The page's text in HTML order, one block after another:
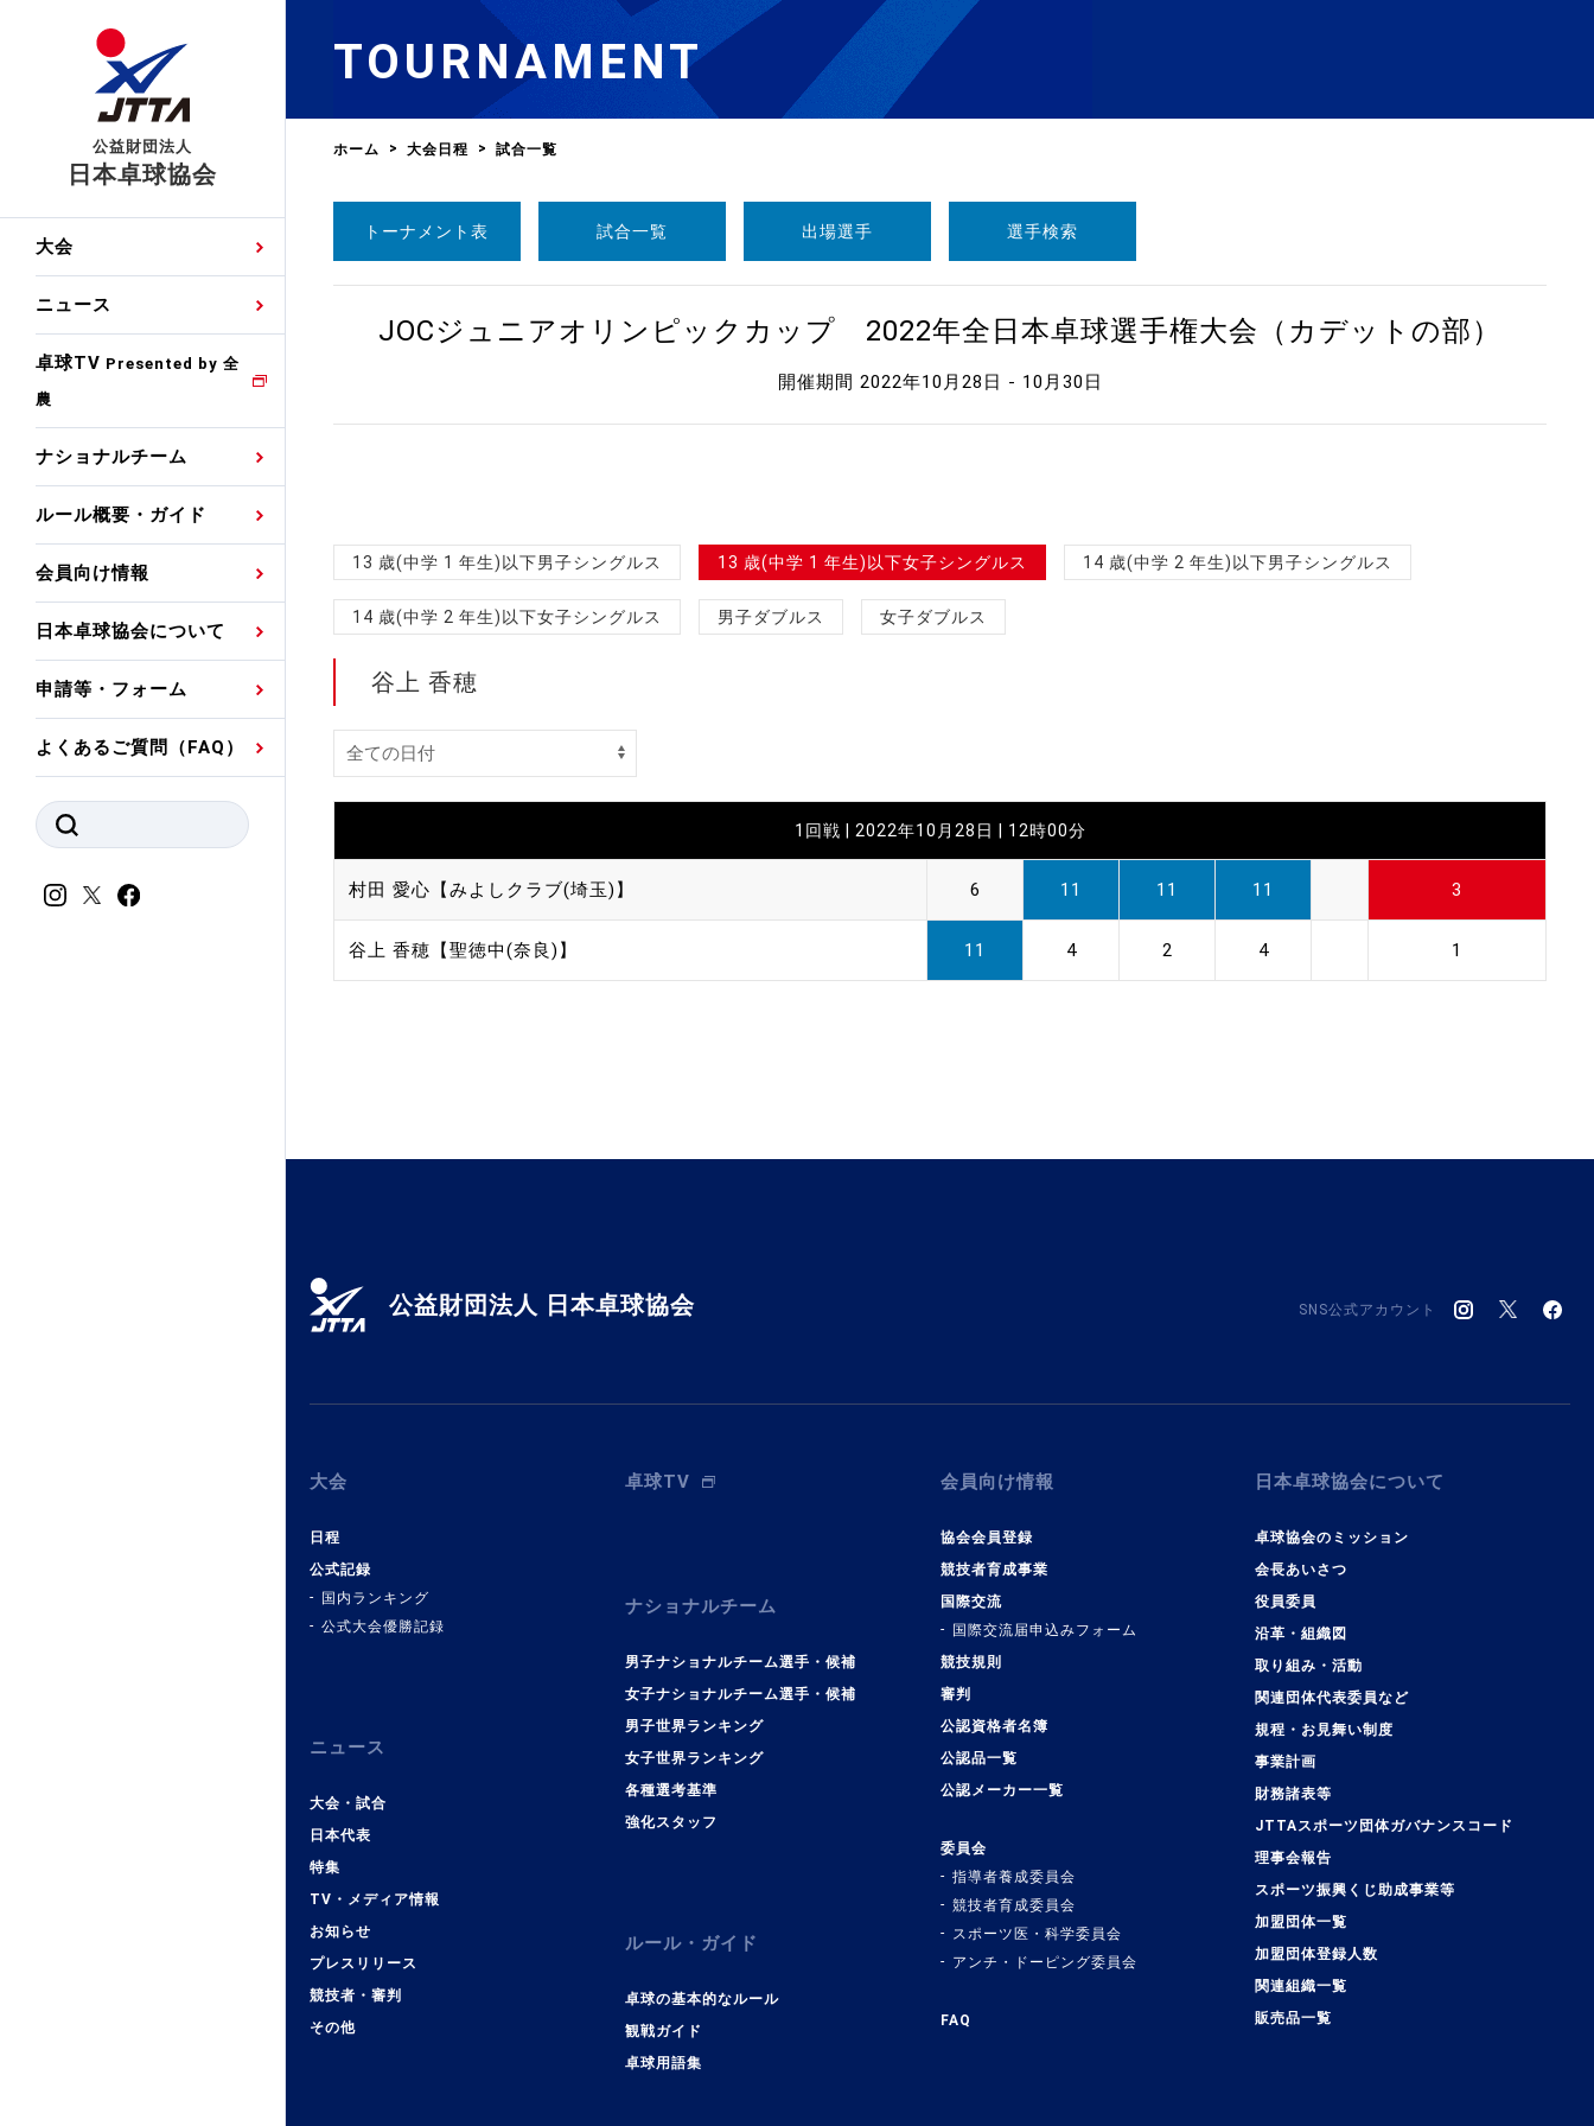
公益財団法人
日本卓球協会
大会
公式大会優勝記録
ニュース
大会・試合
TV・メディア情報
競技者(パスウェイ)・審判
その他
卓球TV Presented by 全
農
ナショナルチーム
男子ナショナルチーム選
女子ナショナルチーム選
強化スタッフ
ルール概要・ガイド
卓球の基本的なルール
卓球用語集
会員向け情報
協会会員登録
審判
公認品一覧
公認メーカー一覧
委員会
指導者養成委員会
スポーツ医・科学委員会
アンチ・ドーピング委員
会
日本卓球協会について
卓球協会のミッション
沿革・組織図
規程・お見舞い制度
ハンドブックデータ
事業計画・事業報告
スポーツ振興くじ助成事業
関連組織一覧
申請等・フォーム
国際交流届申込みフォーム
競技ウエアチーム名申請
審判員ネームプレート制作
申込
よくあるご質問（FAQ）
TOURNAMENT
ホーム 大会日程 試合一覧
トーナメント表 試合一覧 出場選手 選手検索
JOCジュニアオリンピックカップ 2022年全日本卓球選手権大会（カデットの部）
開催期間 2022年10月28日 - 10月30日
13 歳(中学 1 年生)以下男子シングルス 13 歳(中学 1 年生)以下女子シングルス 14 歳(中学 2 年生)以下男子シングルス
14 歳(中学 2 年生)以下女子シングルス 男子ダブルス 女子ダブルス
谷上 香穂
1回戦 | 2022年10月28日 | 12時00分
村田 愛心【みよしクラブ(埼玉)】 6 11 11 11 3
谷上 香穂【聖徳中(奈良)】 11 4 2 4 1
公益財団法人 日本卓球協会 SNS公式アカウント
大会
日程
公式記録
国内ランキング
公式大会優勝記録
ニュース
大会・試合
日本代表
特集
TV・メディア情報
お知らせ
プレスリリース
競技者・審判
その他
卓球TV
ナショナルチーム
男子ナショナルチーム選手・候補
女子ナショナルチーム選手・候補
男子世界ランキング
女子世界ランキング
各種選考基準
強化スタッフ
ルール・ガイド
卓球の基本的なルール
観戦ガイド
卓球用語集
会員向け情報
協会会員登録
競技者育成事業
国際交流
国際交流届申込みフォーム
競技規則
審判
公認資格者名簿
公認品一覧
公認メーカー一覧
委員会
指導者養成委員会
競技者育成委員会
スポーツ医・科学委員会
アンチ・ドーピング委員会
FAQ
日本卓球協会について
卓球協会のミッション
会長あいさつ
役員委員
沿革・組織図
取り組み・活動
関連団体代表委員など
規程・お見舞い制度
事業計画
財務諸表等
JTTAスポーツ団体ガバナンスコード
理事会報告
スポーツ振興くじ助成事業等
加盟団体一覧
加盟団体登録人数
関連組織一覧
販売品一覧